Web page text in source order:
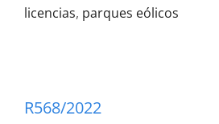
licencias, parques eólicos
R568/2022